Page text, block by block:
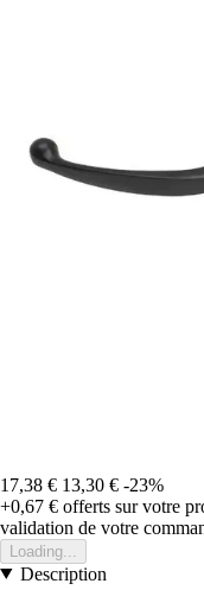
17,38 € 13,30 € -23%
+0,67 € offerts sur votre
validation de votre
Loading...
Description